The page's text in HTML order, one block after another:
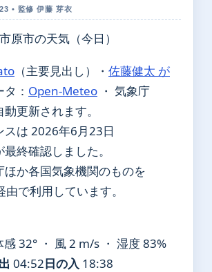
• 監修 伊藤 芽衣
市原市の天気（今日）
（主要見出し） ・ 佐藤健太 が
： Open-Meteo ・ 気象庁
更新されます。
スは 2026年6月23日
終確認しました。
ほか各国気象機関のものを
で利用しています。
感 32° ・ 風 2 m/s ・ 湿度 83%
04:52日の入 18:38